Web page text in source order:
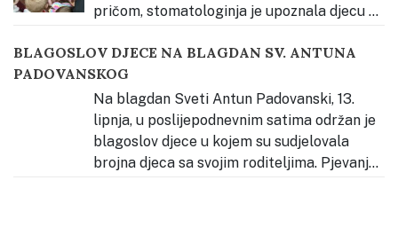
pričom, stomatologinja je upoznala djecu sa
zube. Djeca su se potom hrabro “provozala” na
stomatološkoj stolici i čistili naslage na modelu zubala
kako bi vidjeli kako…
BLAGOSLOV DJECE NA BLAGDAN SV. ANTUNA
PADOVANSKOG
Na blagdan Sveti Antun Padovanski, 13.
lipnja, u poslijepodnevnim satima održan je
blagoslov djece u kojem su sudjelovala
brojna djeca sa svojim roditeljima. Pjevanje